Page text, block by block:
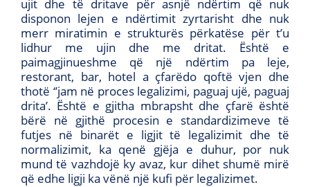
ujit dhe të dritave për asnjë ndërtim që nuk
disponon lejen e ndërtimit zyrtarisht dhe nuk
merr miratimin e strukturës përkatëse për t’u
lidhur me ujin dhe me dritat. Është e
paimagjinueshme që një ndërtim pa leje,
restorant, bar, hotel a çfarëdo qoftë vjen dhe
thotë ‘’jam në proces legalizimi, paguaj ujë, paguaj
drita’. Është e gjitha mbrapsht dhe çfarë është
bërë në gjithë procesin e standardizimeve të
futjes në binarët e ligjit të legalizimit dhe të
normalizimit, ka qenë gjëja e duhur, por nuk
mund të vazhdojë ky avaz, kur dihet shumë mirë
që edhe ligji ka vënë një kufi për legalizimet.